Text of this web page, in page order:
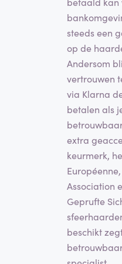
steeds een
op de
Andersom
vertrouwen
via Klarna
betalen als
extra
keurmerk,
Association
Geprufte
beschikt